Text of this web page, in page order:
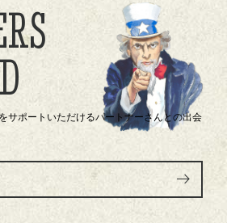
サポートいただけるパートナーさんとの出会